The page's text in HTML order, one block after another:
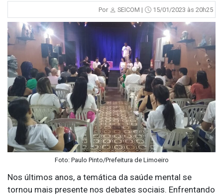
Por SEICOM | 15/01/2023 às 20h25
Foto: Paulo Pinto/Prefeitura de Limoeiro
Nos últimos anos, a temática da saúde mental se
tornou mais presente nos debates sociais. Enfrentando